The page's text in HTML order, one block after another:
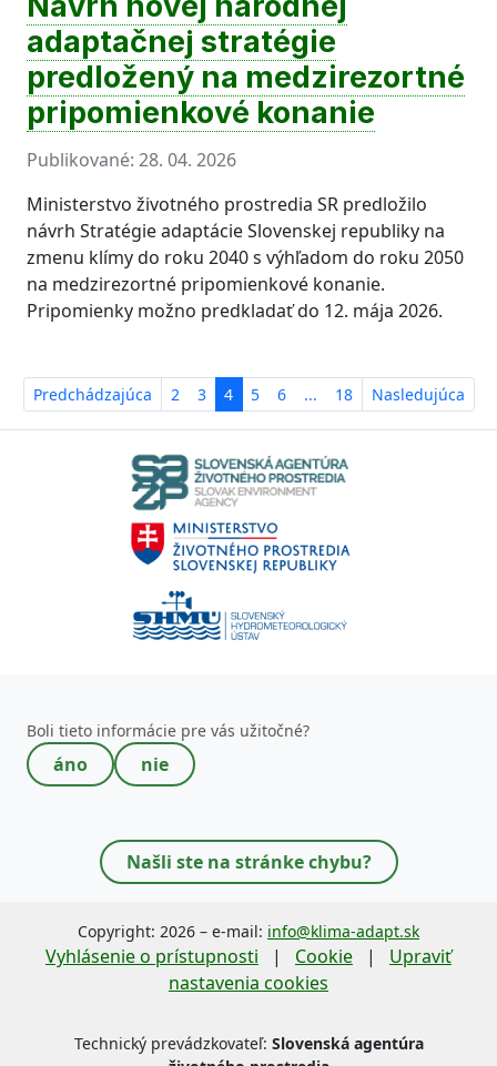
adaptačnej stratégie
predložený na medzirezortné
pripomienkové konanie
Publikované: 28. 04. 2026
Ministerstvo životného prostredia SR predložilo
návrh Stratégie adaptácie Slovenskej republiky na
zmenu klímy do roku 2040 s výhľadom do roku 2050
na medzirezortné pripomienkové konanie.
Pripomienky možno predkladať do 12. mája 2026.
Predchádzajúca 2 3 4 5 6 ... 18 Nasledujúca
Boli tieto informácie pre vás užitočné?
áno nie
Toto pole nevypĺňajte!
Našli ste na stránke chybu?
Copyright: 2026 – e-mail: info@klima-adapt.sk
Vyhlásenie o prístupnosti | Cookie | Upraviť
nastavenia cookies
Technický prevádzkovateľ: Slovenská agentúra